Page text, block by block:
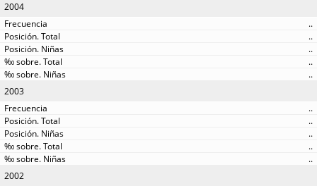
2004
..
..
..
..
..
2003
..
..
..
..
..
2002